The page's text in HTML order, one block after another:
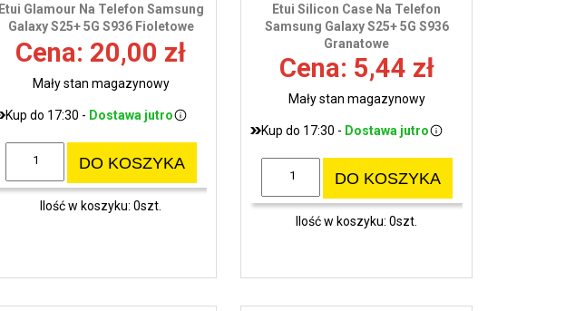
Etui Glamour Na Telefon Samsung
Galaxy S25+ 5G S936 Fioletowe
Cena: 20,00 zł
Mały stan magazynowy
Kup do 17:30 - Dostawa jutro
DO KOSZYKA
Ilość w koszyku: 0szt.
Etui Silicon Case Na Telefon
Samsung Galaxy S25+ 5G S936
Granatowe
Cena: 5,44 zł
Mały stan magazynowy
Kup do 17:30 - Dostawa jutro
DO KOSZYKA
Ilość w koszyku: 0szt.